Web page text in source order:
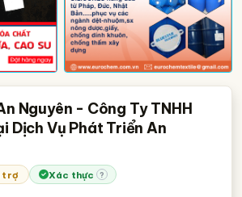
Nguyên - Công Ty TNHH
Dịch Vụ Phát Triển An
trợ Xác thực ?